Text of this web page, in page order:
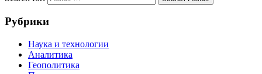
Рубрики
Наука и технологии
Аналитика
Геополитика